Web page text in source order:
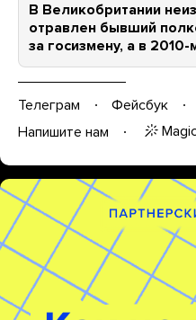
В Великобритании
отравлен бывший
за госизмену, а в
Телеграм Фейсбук
Напишите нам